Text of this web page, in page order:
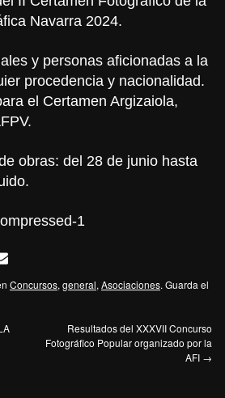
Navarra 2024.
y personas aficionadas a la
procedencia y nacionalidad.
el Certamen Argizaiola,
obras: del 28 de junio hasta
1
Concursos, general, Asociaciones. Guarda el
Resultados del XXXVII Concurso
Fotográfico Popular organizado por la
AFI →